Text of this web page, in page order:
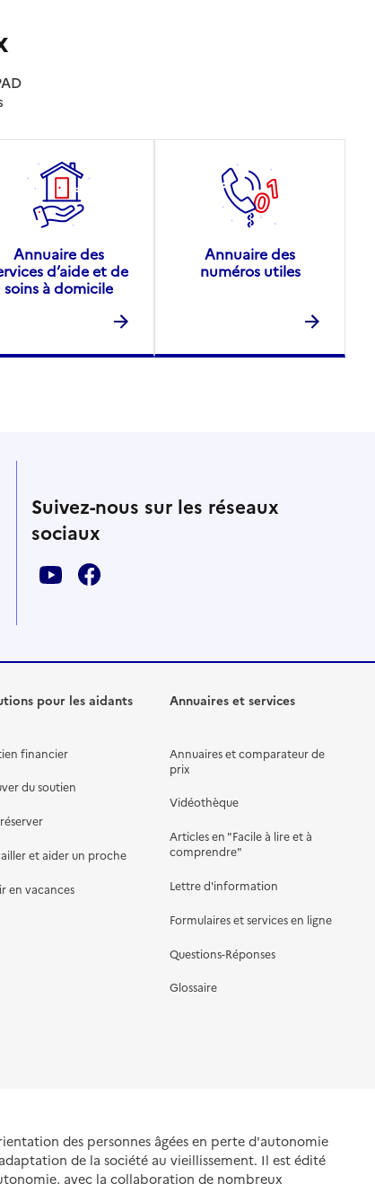
Annuaire des
d’aide et de
soins à domicile
Annuaire des
numéros utiles
Suivez-nous sur les réseaux
sociaux
pour les aidants
financier
du soutien
et aider un proche
en vacances
Annuaires et services
Annuaires et comparateur de
prix
Vidéothèque
Articles en "Facile à lire et à
comprendre"
Lettre d'information
Formulaires et services en ligne
Questions-Réponses
Glossaire
des personnes âgées en perte d'autonomie
de la société au vieillissement. Il est édité
avec la collaboration de nombreux